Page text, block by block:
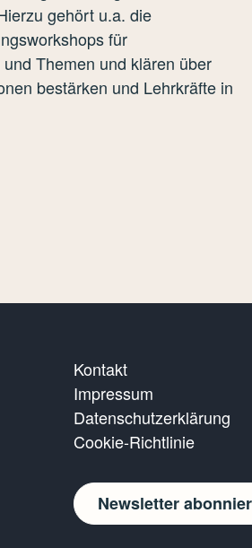
gehört u.a. die
für
Themen und klären über
bestärken und Lehrkräfte in
Kontakt
Impressum
Datenschutzerklärung
Cookie-Richtlinie
Newsletter